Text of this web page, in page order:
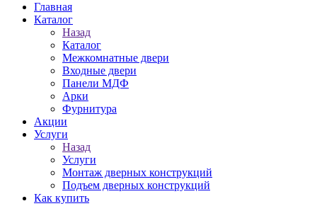
Главная
Каталог
Назад
Каталог
Межкомнатные двери
Входные двери
Панели МДФ
Арки
Фурнитура
Акции
Услуги
Назад
Услуги
Монтаж дверных конструкций
Подъем дверных конструкций
Как купить